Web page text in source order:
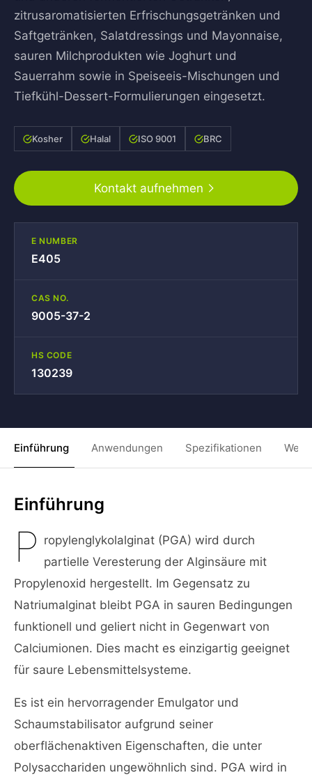
zitrusaromatisierten Erfrischungsgetränken und
Saftgetränken, Salatdressings und Mayonnaise,
sauren Milchprodukten wie Joghurt und
Sauerrahm sowie in Speiseeis-Mischungen und
Tiefkühl-Dessert-Formulierungen eingesetzt.
Kosher Halal ISO 9001 BRC
Kontakt aufnehmen
E NUMBER
E405
CAS NO.
9005-37-2
HS CODE
130239
Einführung Anwendungen Spezifikationen
Einführung
P ropylenglykolalginat (PGA) wird durch
partielle Veresterung der Alginsäure mit
Propylenoxid hergestellt. Im Gegensatz zu
Natriumalginat bleibt PGA in sauren Bedingungen
funktionell und geliert nicht in Gegenwart von
Calciumionen. Dies macht es einzigartig geeignet
für saure Lebensmittelsysteme.
Es ist ein hervorragender Emulgator und
Schaumstabilisator aufgrund seiner
oberflächenaktiven Eigenschaften, die unter
Polysacchariden ungewöhnlich sind. PGA wird in